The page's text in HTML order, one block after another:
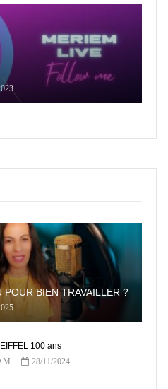
POUR BIEN TRAVAILLER ?
100 ans
28/11/2024